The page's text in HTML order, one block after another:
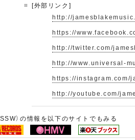
[外部リンク]
http://
https://
http://twitter.com/
http://www.universal-
https://instagram.com/
http://youtube.com/
）の情報を以下のサイトでもみる